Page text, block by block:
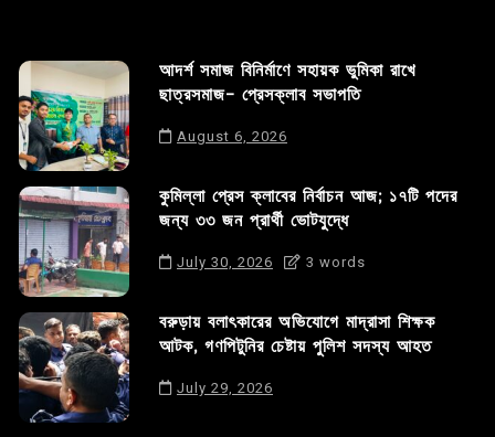
আদর্শ সমাজ বিনির্মাণে সহায়ক ভুমিকা রাখে
ছাত্রসমাজ- প্রেসক্লাব সভাপতি
August 6, 2026
কুমিল্লা প্রেস ক্লাবের নির্বাচন আজ; ১৭টি পদের
জন্য ৩৩ জন প্রার্থী ভোটযুদ্ধে
July 30, 2026 3 words
বরুড়ায় বলাৎকারের অভিযোগে মাদ্রাসা শিক্ষক
আটক, গণপিটুনির চেষ্টায় পুলিশ সদস্য আহত
July 29, 2026